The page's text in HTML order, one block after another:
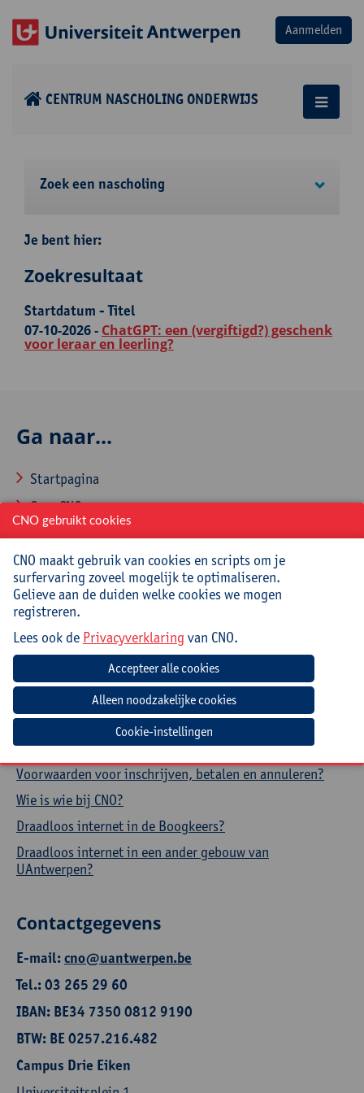
CENTRUM NASCHOLING ONDERWIJS
Zoek een nascholing
Je bent hier:
Zoekresultaat
Startdatum - Titel
07-10-2026 - ChatGPT: een (vergiftigd?) geschenk
voor leraar en leerling?
Ga naar...
Startpagina
Over CNO
Contacteer CNO
Veelgestelde vragen
Hoe aanmelden en inschrijven via CNOweb?
Hoe een evaluatieformulier invullen?
Hoe een aanwezigheidsattest downloaden?
Hoe je profiel aanpassen?
Waar vinden onze nascholingen plaats?
Voorwaarden voor inschrijven, betalen en annuleren?
Wie is wie bij CNO?
Draadloos internet in de Boogkeers?
Draadloos internet in een ander gebouw van
UAntwerpen?
Contactgegevens
E-mail:cno@uantwerpen.be
Tel.: 03 265 29 60
IBAN: BE34 7350 0812 9190
BTW: BE 0257.216.482
Campus Drie Eiken
CNO gebruikt cookies
CNO maakt gebruik van cookies en scripts om je
surfervaring zoveel mogelijk te optimaliseren.
Gelieve aan de duiden welke cookies we mogen
registreren.
Lees ook de Privacyverklaring van CNO.
Cookie-instellingen